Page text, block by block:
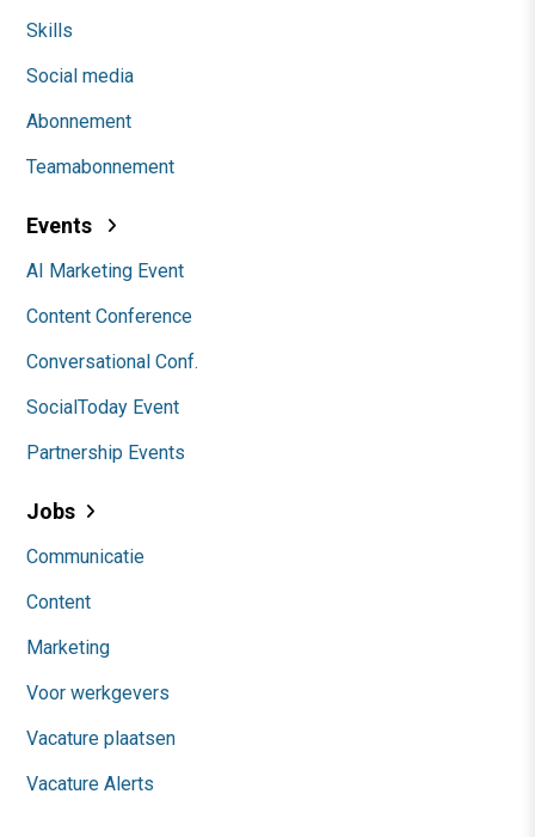
Skills
Social media
Abonnement
Teamabonnement
Events
AI Marketing Event
Content Conference
Conversational Conf.
SocialToday Event
Partnership Events
Jobs
Communicatie
Content
Marketing
Voor werkgevers
Vacature plaatsen
Vacature Alerts